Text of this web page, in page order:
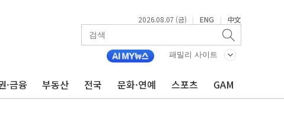
2026.08.07 (금) | ENG | 中文
패밀리 사이트
·금융 부동산 전국 문화·연예 스포츠 GAM
점화 조짐…한미 지배구조 다시 요동
업익 4배 '껑충'…전부문 약진